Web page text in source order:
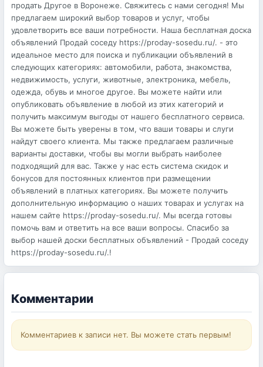
продать Другое в Воронеже. Свяжитесь с нами сегодня! Мы
предлагаем широкий выбор товаров и услуг, чтобы
удовлетворить все ваши потребности. Наша бесплатная доска
объявлений Продай соседу https://proday-sosedu.ru/. - это
идеальное место для поиска и публикации объявлений в
следующих категориях: автомобили, работа, знакомства,
недвижимость, услуги, животные, электроника, мебель,
одежда, обувь и многое другое. Вы можете найти или
опубликовать объявление в любой из этих категорий и
получить максимум выгоды от нашего бесплатного сервиса.
Вы можете быть уверены в том, что ваши товары и слуги
найдут своего клиента. Мы также предлагаем различные
варианты доставки, чтобы вы могли выбрать наиболее
подходящий для вас. Также у нас есть система скидок и
бонусов для постоянных клиентов при размещении
объявлений в платных категориях. Вы можете получить
дополнительную информацию о наших товарах и услугах на
нашем сайте https://proday-sosedu.ru/. Мы всегда готовы
помочь вам и ответить на все ваши вопросы. Спасибо за
выбор нашей доски бесплатных объявлений - Продай соседу
https://proday-sosedu.ru/.!
Комментарии
Комментариев к записи нет. Вы можете стать первым!